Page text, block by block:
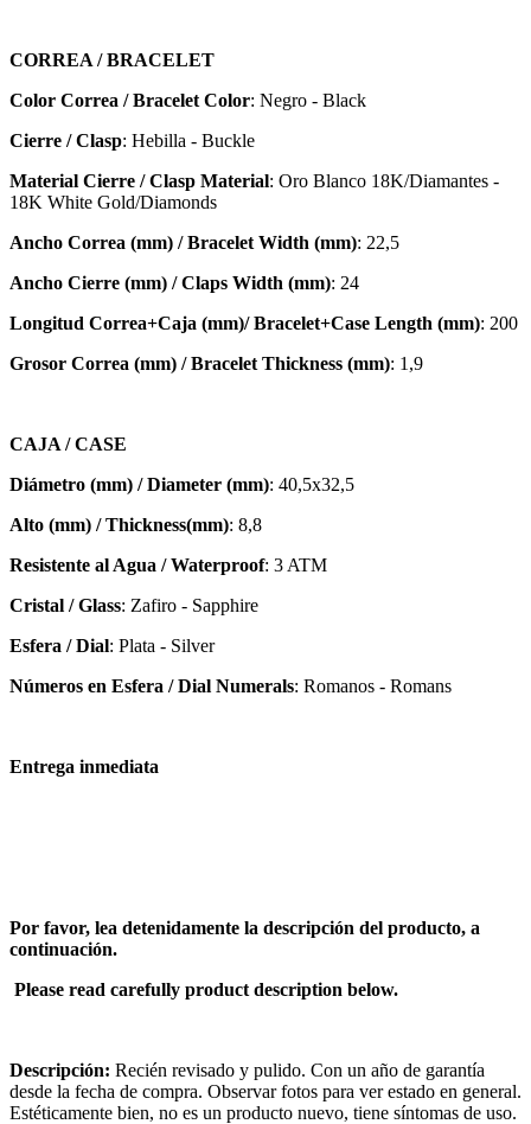
CORREA / BRACELET
Color Correa / Bracelet Color: Negro - Black
Cierre / Clasp: Hebilla - Buckle
Material Cierre / Clasp Material: Oro Blanco 18K/Diamantes -
18K White Gold/Diamonds
Ancho Correa (mm) / Bracelet Width (mm): 22,5
Ancho Cierre (mm) / Claps Width (mm): 24
Longitud Correa+Caja (mm)/ Bracelet+Case Length (mm): 200
Grosor Correa (mm) / Bracelet Thickness (mm): 1,9
CAJA / CASE
Diámetro (mm) / Diameter (mm): 40,5x32,5
Alto (mm) / Thickness(mm): 8,8
Resistente al Agua / Waterproof: 3 ATM
Cristal / Glass: Zafiro - Sapphire
Esfera / Dial: Plata - Silver
Números en Esfera / Dial Numerals: Romanos - Romans
Entrega inmediata
Por favor, lea detenidamente la descripción del producto, a
continuación.
Please read carefully product description below.
Descripción: Recién revisado y pulido. Con un año de garantía
desde la fecha de compra. Observar fotos para ver estado en general.
Estéticamente bien, no es un producto nuevo, tiene síntomas de uso.